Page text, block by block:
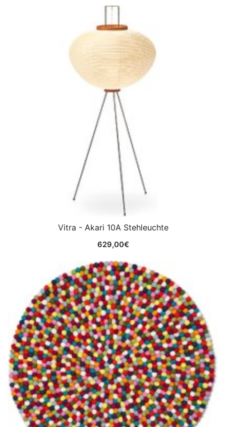
Vitra - Akari 10A Stehleuchte
629,00€